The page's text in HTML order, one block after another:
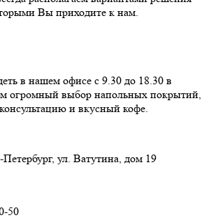
Вы приходите к нам.
в нашем офисе с 9.30 до 18.30 в
огромный выбор напольных покрытий,
и вкусный кофе.
ул. Ватутина, дом 19
50